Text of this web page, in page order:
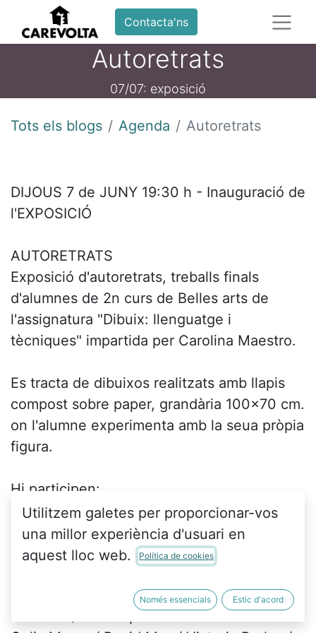
Contacta'ns
Autoretrats
07/07: exposició
Tots els blogs Agenda Autoretrats
DIJOUS 7 de JUNY 19:30 h - Inauguració de
l'EXPOSICIÓ
AUTORETRATS
Exposició d'autoretrats, treballs finals
d'alumnes de 2n curs de Belles arts de
l'assignatura "Dibuix: llenguatge i
tècniques" impartida per Carolina Maestro.
Es tracta de dibuixos realitzats amb llapis
compost sobre paper, grandària 100x70 cm.
on l'alumne experimenta amb la seua pròpia
figura.
Hi participen:
Marina Abad / Laia Beneyto / Charlotte
Boulou /Estrella Caballero
Marco Cabanes / Claudia Campello / Fátima
Silvia Fayos / Neus Gascó / Noelia Gimeno /
Blas lssa / Eva Llopis
Utilitzem galetes per proporcionar-vos
una millor experiència d'usuari en
aquest lloc web.
Política de cookies
Només essencials Estic d'acord